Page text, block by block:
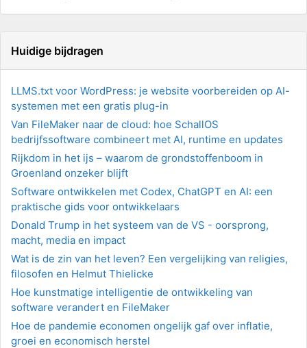
Huidige bijdragen
LLMS.txt voor WordPress: je website voorbereiden op AI-
systemen met een gratis plug-in
Van FileMaker naar de cloud: hoe SchallOS
bedrijfssoftware combineert met AI, runtime en updates
Rijkdom in het ijs – waarom de grondstoffenboom in
Groenland onzeker blijft
Software ontwikkelen met Codex, ChatGPT en AI: een
praktische gids voor ontwikkelaars
Donald Trump in het systeem van de VS - oorsprong,
macht, media en impact
Wat is de zin van het leven? Een vergelijking van religies,
filosofen en Helmut Thielicke
Hoe kunstmatige intelligentie de ontwikkeling van
software verandert en FileMaker
Hoe de pandemie economen ongelijk gaf over inflatie,
groei en economisch herstel